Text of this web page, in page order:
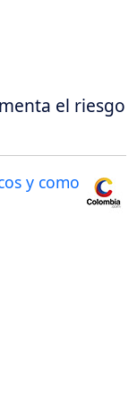
el riesgo